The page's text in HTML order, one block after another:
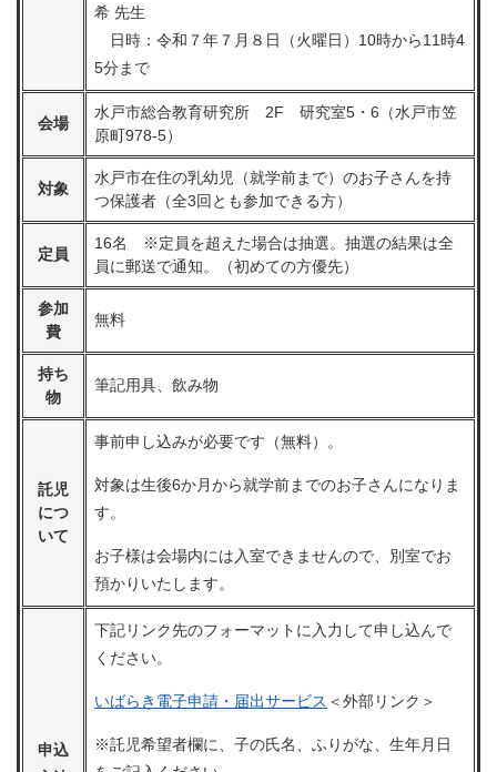
希 先生
日時：令和７年７月８日（火曜日）10時から11時4
5分まで
会場
水戸市総合教育研究所 2F 研究室5・6（水戸市笠
原町978-5）
対象
水戸市在住の乳幼児（就学前まで）のお子さんを持
つ保護者（全3回とも参加できる方）
定員
16名 ※定員を超えた場合は抽選。抽選の結果は全
員に郵送で通知。（初めての方優先）
参加
費
無料
持ち
物
筆記用具、飲み物
託児
につ
いて
事前申し込みが必要です（無料）。
対象は生後6か月から就学前までのお子さんになりま
す。
お子様は会場内には入室できませんので、別室でお
預かりいたします。
申込
下記リンク先のフォーマットに入力して申し込んで
ください。
いばらき電子申請・届出サービス ＜外部リンク＞
※託児希望者欄に、子の氏名、ふりがな、生年月日